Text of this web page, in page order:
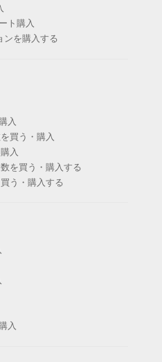
ト購入
ンを購入する
入
買う・購入
入
を買う・購入する
う・購入する
入